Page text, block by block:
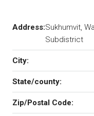
Address:Sukhumvit,
Subdistrict
City:
State/county:
Zip/Postal Code: